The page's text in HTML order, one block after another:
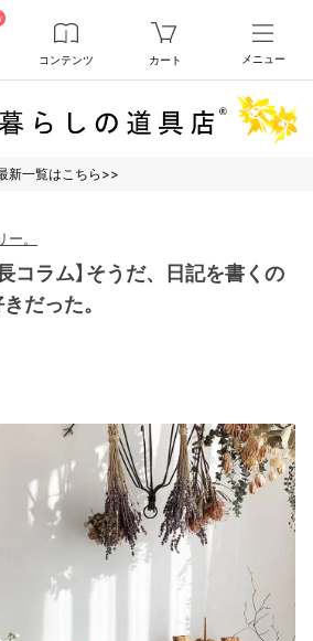
コンテンツ カート メニュー
新一覧はこちら>>
。
長コラム】そうだ、日記を書くの
だった。